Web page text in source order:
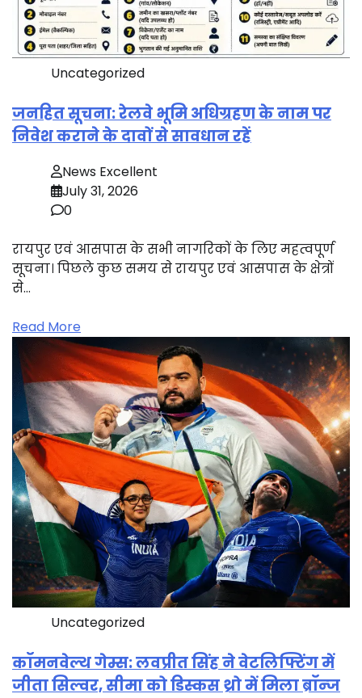
Uncategorized
जनहित सूचना: रेलवे भूमि अधिग्रहण के नाम पर
निवेश कराने के दावों से सावधान रहें
News Excellent
July 31, 2026
0
रायपुर एवं आसपास के सभी नागरिकों के लिए महत्वपूर्ण
सूचना। पिछले कुछ समय से रायपुर एवं आसपास के क्षेत्रों
से…
Read More
Uncategorized
कॉमनवेल्थ गेम्स: लवप्रीत सिंह ने वेटलिफ्टिंग में
जीता सिल्वर, सीमा को डिस्कस थ्रो में मिला ब्रॉन्ज